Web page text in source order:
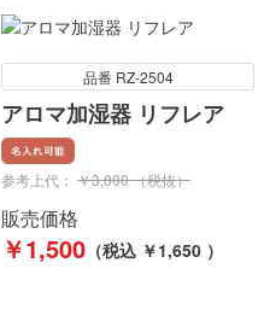
品番 RZ-2504
アロマ加湿器 リフレア
参考上代： ￥3,000 （税抜）
販売価格
￥1,500 （税込 ￥1,650 ）